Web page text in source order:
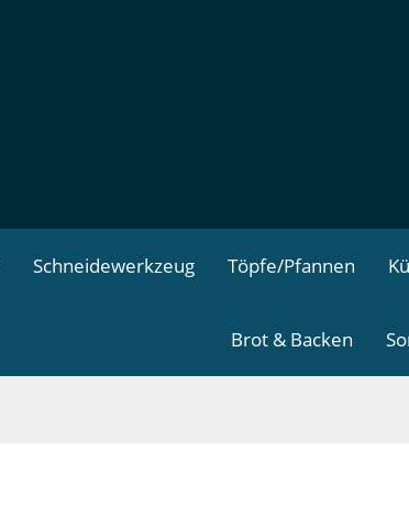
Schneidewerkzeug Töpfe/Pfannen
Brot & Backen